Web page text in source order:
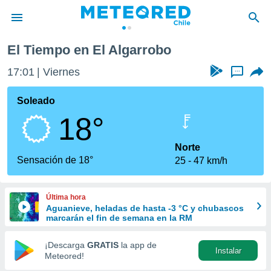
de
por
que se
calidad.
a este
las
y
forma
digital
basada
El Tiempo en El Algarrobo
17:01 Viernes ...
Soleado
18°
Sensación de 18°
Norte
25
47 km/h
Última hora
Aguanieve, heladas de hasta -3 °C y chubascos
marcarán el fin de semana en la RM
¡Descarga GRATIS la app de
Meteored!
Instalar